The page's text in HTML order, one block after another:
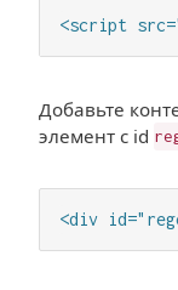
<script
Добавьте
элемент с id
<div